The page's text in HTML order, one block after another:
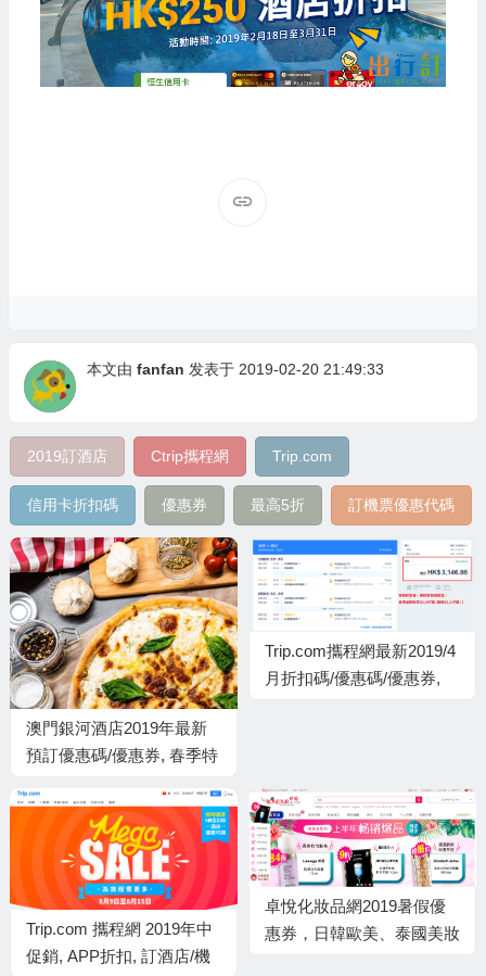
本文由 fanfan 发表于 2019-02-20 21:49:33
2019訂酒店 Ctrip攜程網 Trip.com
信用卡折扣碼 優惠券 最高5折 訂機票優惠代碼
澳門銀河酒店2019年最新
預訂優惠碼/優惠券, 春季特
Trip.com攜程網最新2019/4
月折扣碼/優惠碼/優惠券,
Trip.com 攜程網 2019年中
促銷, APP折扣, 訂酒店/機
卓悅化妝品網2019暑假優
惠券，日韓歐美、泰國美妝